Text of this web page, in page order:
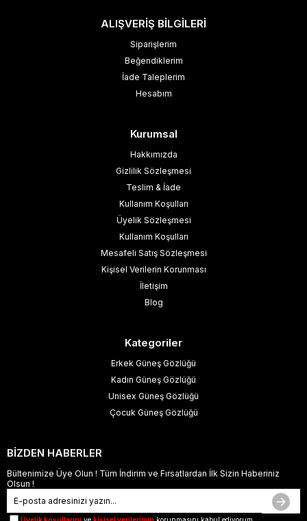
ALIŞVERİŞ BİLGİLERİ
Siparişlerim
Beğendiklerim
İade Taleplerim
Hesabım
Kurumsal
Hakkımızda
Gizlilik Sözleşmesi
Teslim & İade
Kullanım Koşulları
Üyelik Sözleşmesi
Kullanım Koşulları
Mesafeli Satış Sözleşmesi
Kişisel Verilerin Korunması
İletişim
Blog
Kategoriler
Erkek Güneş Gözlüğü
Kadın Güneş Gözlüğü
Unisex Güneş Gözlüğü
Çocuk Güneş Gözlüğü
BİZDEN HABERLER
Bültenimize Üye Olun ! Tüm İndirim ve Fırsatlardan İlk Sizin Haberiniz
Olsun !
Üyelik koşullarını ve kişisel verilerimin korunmasını kabul ediyorum.